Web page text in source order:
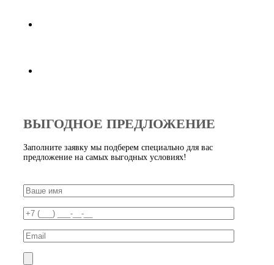
ВЫГОДНОЕ ПРЕДЛОЖЕНИЕ
Заполните заявку мы подберем специально для вас
предложение на самых выгодных условиях!